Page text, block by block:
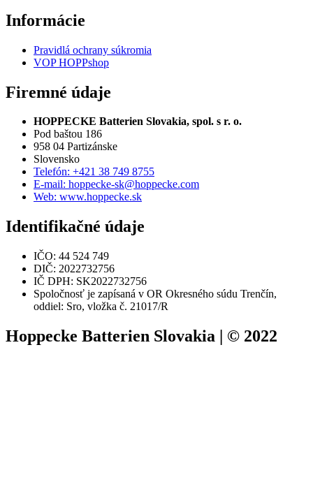
Informácie
Pravidlá ochrany súkromia
VOP HOPPshop
Firemné údaje
HOPPECKE Batterien Slovakia, spol. s r. o.
Pod baštou 186
958 04 Partizánske
Slovensko
Telefón: +421 38 749 8755
E-mail: hoppecke-sk@hoppecke.com
Web: www.hoppecke.sk
Identifikačné údaje
IČO: 44 524 749
DIČ: 2022732756
IČ DPH: SK2022732756
Spoločnosť je zapísaná v OR Okresného súdu Trenčín,
oddiel: Sro, vložka č. 21017/R
Hoppecke Batterien Slovakia | © 2022